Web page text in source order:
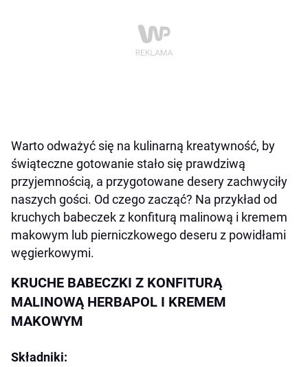
Warto odważyć się na kulinarną kreatywność, by
świąteczne gotowanie stało się prawdziwą
przyjemnością, a przygotowane desery zachwyciły
naszych gości. Od czego zacząć? Na przykład od
kruchych babeczek z konfiturą malinową i kremem
makowym lub pierniczkowego deseru z powidłami
węgierkowymi.
KRUCHE BABECZKI Z KONFITURĄ
MALINOWĄ HERBAPOL I KREMEM
MAKOWYM
Składniki: